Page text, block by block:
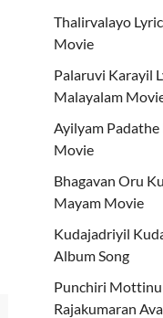
Thalirvalayo
Movie
Palaruvi Karayil
Malayalam
Ayilyam Padathe
Movie
Bhagavan Oru
Mayam Movie
Kudajadriyil
Album Song
Punchiri Mottinu
Rajakumaran